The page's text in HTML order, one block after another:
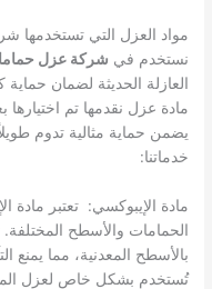
مواد العزل التي تستخدمها
نستخدم في شركة عزل
العازلة الحديثة لضمان
مادة عزل نقدمها تم اختيارها
يضمن حماية مثالية تدوم
خدماتنا:
مادة الإيبوكسي: تعتبر
الحمامات والأسطح المختلفة.
بالأسطح المعدنية، مما يمنع
تُستخدم بشكل خاص لعزل